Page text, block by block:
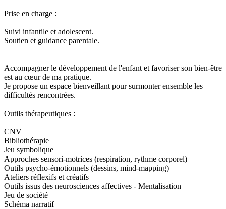
Prise en charge :
Suivi infantile et adolescent.
Soutien et guidance parentale.
Accompagner le développement de l'enfant et favoriser son bien-être
est au cœur de ma pratique.
Je propose un espace bienveillant pour surmonter ensemble les
difficultés rencontrées.
Outils thérapeutiques :
CNV
Bibliothérapie
Jeu symbolique
Approches sensori-motrices (respiration, rythme corporel)
Outils psycho-émotionnels (dessins, mind-mapping)
Ateliers réflexifs et créatifs
Outils issus des neurosciences affectives - Mentalisation
Jeu de société
Schéma narratif